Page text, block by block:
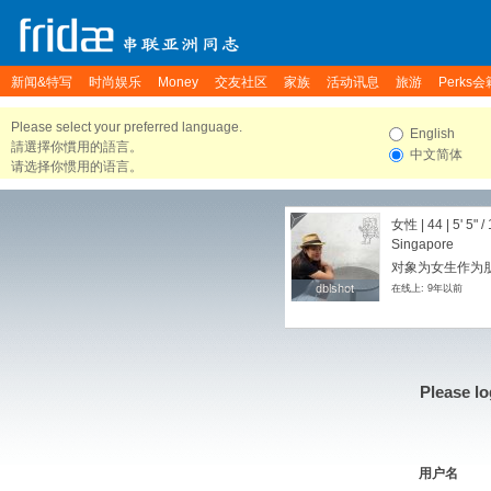
新闻&特写 时尚娱乐 Money 交友社区 家族 活动讯息 旅游 Perks会
Please select your preferred language.
請選擇你慣用的語言。
请选择你惯用的语言。
English
中文简体
dblshot
dblshot
女性 | 44 | 5' 5" /
Singapore
对象为女生作为
在线上: 9年以前
Please
用户名